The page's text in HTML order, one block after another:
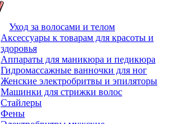
Уход за волосами и телом
Аксессуары к товарам для красоты и
здоровья
Аппараты для маникюра и педикюра
Гидромассажные ванночки для ног
Женские электробритвы и эпиляторы
Машинки для стрижки волос
Стайлеры
Фены